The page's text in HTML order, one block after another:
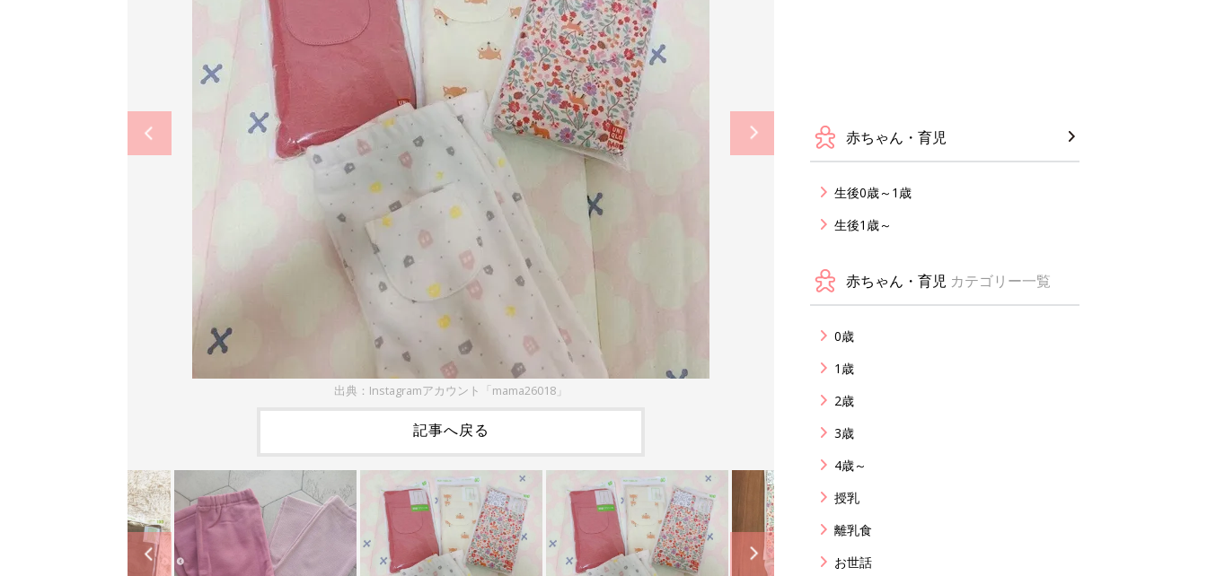
出典：Instagramアカウント「mama26018」
記事へ戻る
赤ちゃん・育児
生後0歳～1歳
生後1歳～
赤ちゃん・育児 カテゴリー一覧
0歳
1歳
2歳
3歳
4歳～
授乳
離乳食
お世話